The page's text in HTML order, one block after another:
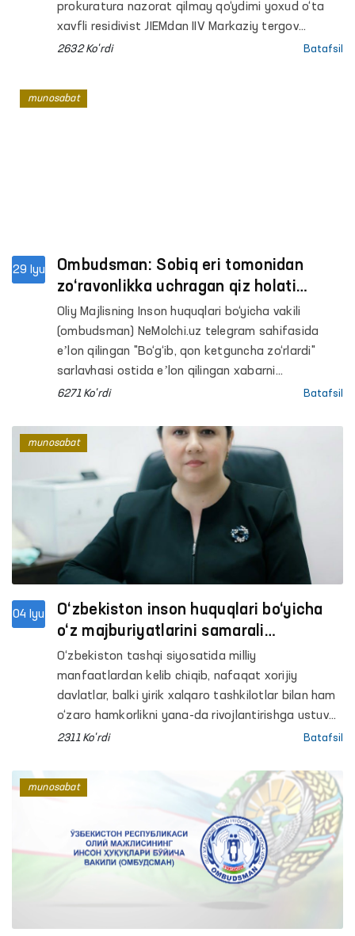
prokuratura nazorat qilmay qo‘ydimi yoxud o‘ta
xavfli residivist JIEMdan IIV Markaziy tergov
hibsxonasiga nega tez-tez chaqirilmoqda” nomli
yillarda har oy tergov hibsxonasiga chaqirtirilgani
2632 Ko'rdi Batafsil
29 Iyu
Ombudsman: Sobiq eri tomonidan
zo‘ravonlikka uchragan qiz holati
o‘rganilmoqda
Oliy Majlisning Inson huquqlari bo‘yicha vakili
(ombudsman) NeMolchi.uz telegram sahifasida
eʼlon qilingan "Bo‘g‘ib, qon ketguncha zo‘rlardi"
sarlavhasi ostida eʼlon qilingan xabarni
o‘rganmoqda.
6271 Ko'rdi Batafsil
munosabat
04 Iyu
O‘zbekiston inson huquqlari bo‘yicha
o‘z majburiyatlarini samarali
bajarayotgani eʼtirof etildi
O‘zbekiston tashqi siyosatida milliy
manfaatlardan kelib chiqib, nafaqat xorijiy
davlatlar, balki yirik xalqaro tashkilotlar bilan ham
o‘zaro hamkorlikni yana-da rivojlantirishga ustuvor
ahamiyat qaratilmoqda.
2311 Ko'rdi Batafsil
munosabat
munosabat